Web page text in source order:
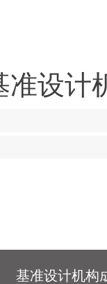
准设计
基准设计机构